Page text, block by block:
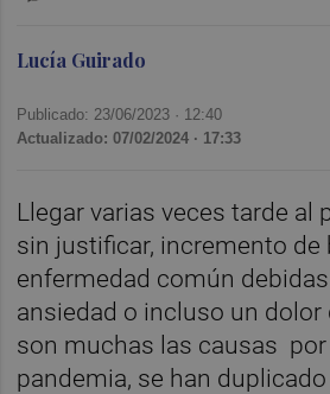
Lucía Guirado
Publicado: 23/06/2023 · 12:40
Actualizado: 07/02/2024 · 17:33
Llegar varias veces tarde al
sin justificar, incremento de
enfermedad común
ansiedad o incluso un dolor
son muchas las causas por
pandemia, se han